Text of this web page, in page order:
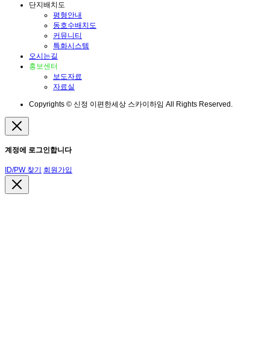
단지배치도
평형안내
동호수배치도
커뮤니티
특화시스템
오시는길
홍보센터
보도자료
자료실
Copyrights © 신정 이편한세상 스카이하임 All Rights Reserved.
계정에 로그인합니다
ID/PW 찾기 회원가입